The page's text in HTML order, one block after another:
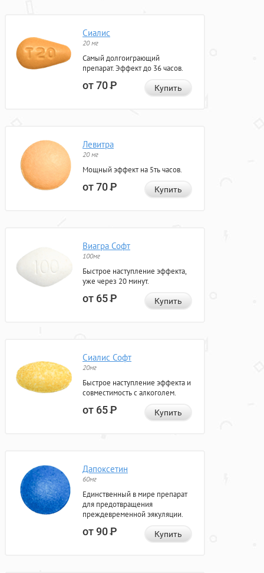
Сиалис
20 мг
Самый долгоиграющий
препарат. Эффект до 36 часов.
от 70Р Купить
Левитра
20 мг
Мощный эффект на 5ть часов.
от 70Р Купить
Виагра Софт
100мг
Быстрое наступление эффекта,
уже через 20 минут.
от 65Р Купить
Сиалис Софт
20мг
Быстрое наступление эффекта и
совместимость с алкоголем.
от 65Р Купить
Дапоксетин
60мг
Единственный в мире препарат
для предотвращения
преждевременной эякуляции.
от 90Р Купить